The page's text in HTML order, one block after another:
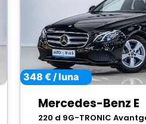
348 € / luna
Mercedes-Benz E
220 d 9G-TRONIC